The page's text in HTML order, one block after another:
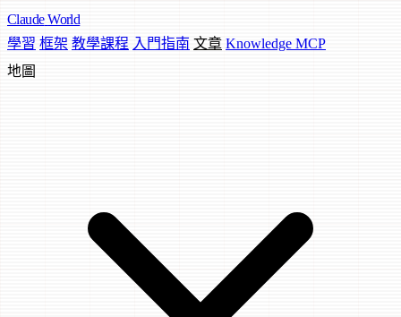
Claude World
學習 框架 教學課程 入門指南 文章 Knowledge MCP
地圖